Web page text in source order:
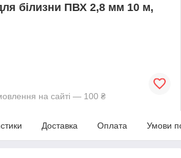
білизни ПВХ 2,8 мм 10 м,
на сайті — 100 ₴
Доставка Оплата Умови